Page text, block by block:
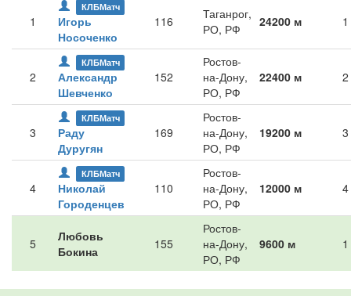
1
КЛБМатч
Игорь
Носоченко
116
Таганрог,
РО, РФ
24200 м 1
2
КЛБМатч
Александр
Шевченко
152
Ростов-
на-Дону,
РО, РФ
22400 м 2
3
КЛБМатч
Раду
Дуругян
169
Ростов-
на-Дону,
РО, РФ
19200 м 3
4
КЛБМатч
Николай
Городенцев
110
Ростов-
на-Дону,
РО, РФ
12000 м 4
5
Любовь
Бокина
155
Ростов-
на-Дону,
РО, РФ
9600 м 1